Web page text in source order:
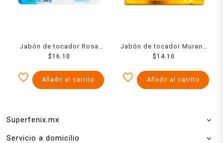
Jabón de tocador Rosa
Venus blanco 200 g
$16.10
Añadir al carrito
Jabón de tocador Murano
limón y chía 150 g
$14.10
Añadir al carrito
Superfenix.mx
Servicio a domicilio